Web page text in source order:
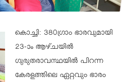
കൊച്ചി: 380ഗ്രാം ഭാരവുമായി
23-ാം ആഴ്ചയില്‍
ഗുരുതരാവസ്ഥയില്‍ പിറന്ന
കേരളത്തിലെ ഏറ്റവും ഭാരം